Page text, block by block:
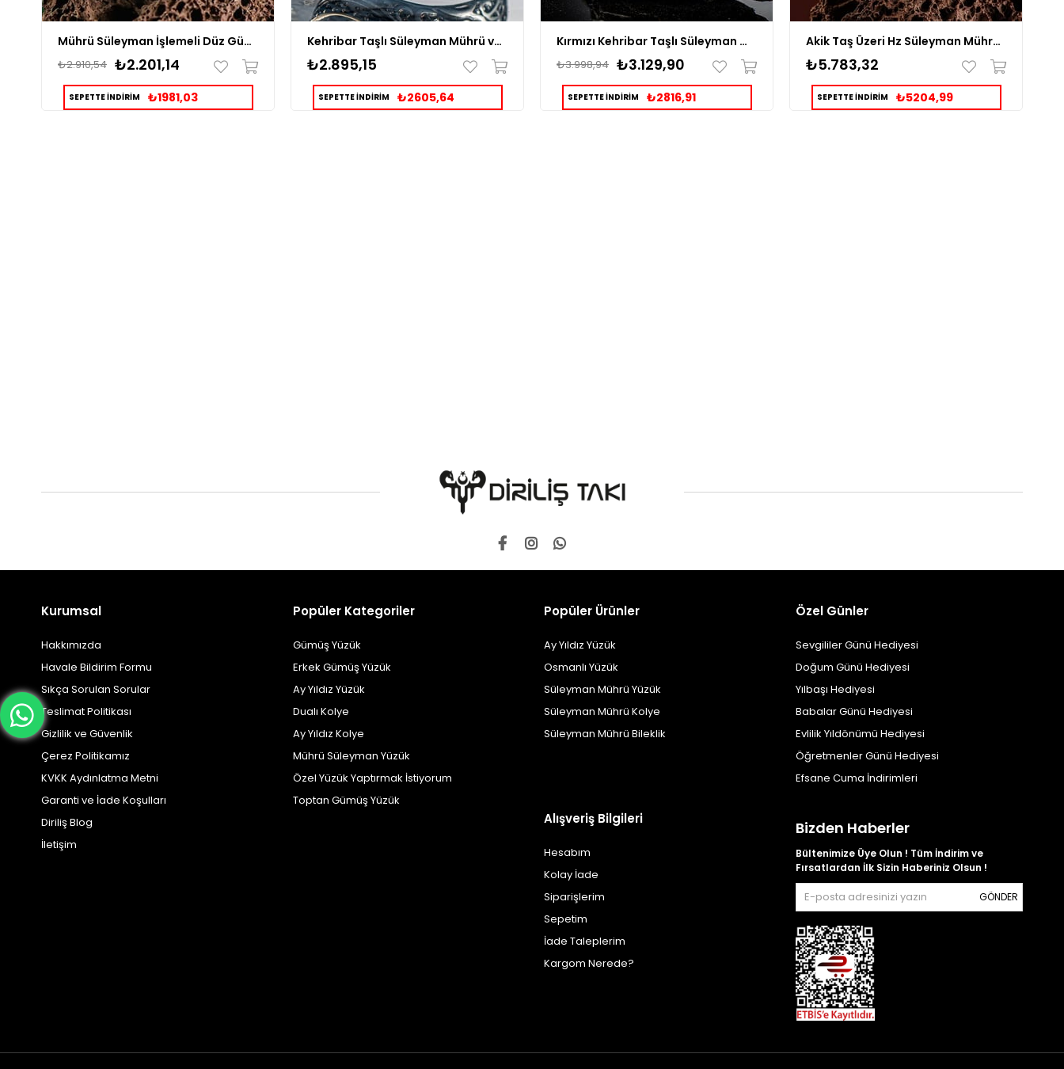
Mührü Süleyman İşlemeli Düz Gümüş Yüzük
₺2.201,14
₺2.910,54
SEPETTE İNDİRİM ₺1981,03
Kehribar Taşlı Süleyman Mührü ve Tuğralı Gümüş Erkek Yüzük
₺2.895,15
SEPETTE İNDİRİM ₺2605,64
Kırmızı Kehribar Taşlı Süleyman Mührü İşlemeli Gümüş Yüzük
₺3.129,90
₺3.998,94
SEPETTE İNDİRİM ₺2816,91
Akik Taş Üzeri Hz Süleyman Mührü Kazıması Gümüş Yüzük
₺5.783,32
SEPETTE İNDİRİM ₺5204,99
Kurumsal
Hakkımızda
Havale Bildirim Formu
Sıkça Sorulan Sorular
Teslimat Politikası
Gizlilik ve Güvenlik
Çerez Politikamız
KVKK Aydınlatma Metni
Garanti ve İade Koşulları
Diriliş Blog
İletişim
Popüler Kategoriler
Gümüş Yüzük
Erkek Gümüş Yüzük
Ay Yıldız Yüzük
Dualı Kolye
Ay Yıldız Kolye
Mührü Süleyman Yüzük
Özel Yüzük Yaptırmak İstiyorum
Toptan Gümüş Yüzük
Popüler Ürünler
Ay Yıldız Yüzük
Osmanlı Yüzük
Süleyman Mührü Yüzük
Süleyman Mührü Kolye
Süleyman Mührü Bileklik
Özel Günler
Sevgililer Günü Hediyesi
Doğum Günü Hediyesi
Yılbaşı Hediyesi
Babalar Günü Hediyesi
Evlilik Yıldönümü Hediyesi
Öğretmenler Günü Hediyesi
Efsane Cuma İndirimleri
Alışveriş Bilgileri
Hesabım
Kolay İade
Siparişlerim
Sepetim
İade Taleplerim
Kargom Nerede?
Bizden Haberler
Bültenimize Üye Olun ! Tüm İndirim ve
Fırsatlardan İlk Sizin Haberiniz Olsun !
GÖNDER